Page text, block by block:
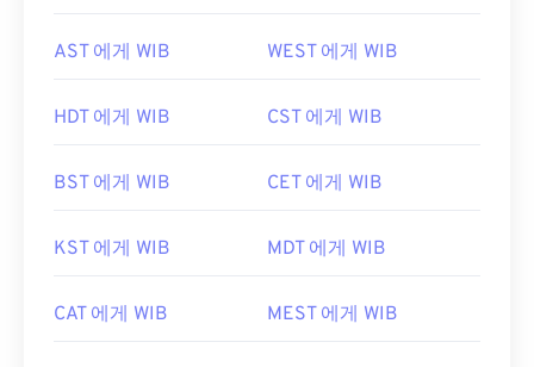
AST 에게 WIB WEST 에게 WIB
HDT 에게 WIB CST 에게 WIB
BST 에게 WIB CET 에게 WIB
KST 에게 WIB MDT 에게 WIB
CAT 에게 WIB MEST 에게 WIB